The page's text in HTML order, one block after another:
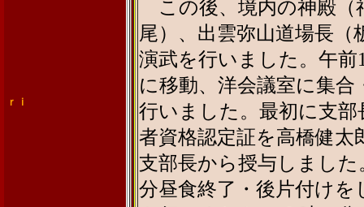
ｒｉ
この後、境内の神殿（
尾）、出雲弥山道場長（
演武を行いました。午前
に移動、洋会議室に集
行いました。最初に支
者資格認定証を高橋健太
支部長から授与しました
分昼食終了・後片付け